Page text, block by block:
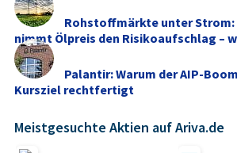
Rohstoffmärkte unter
nimmt Ölpreis den Risikoaufschlag –
...
Palantir: Warum der AIP-
Kursziel rechtfertigt
Meistgesuchte Aktien auf Ariva.de